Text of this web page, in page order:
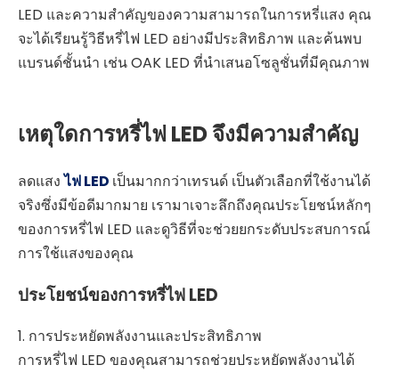
LED และความสำคัญของความสามารถในการหรี่แสง คุณ
จะได้เรียนรู้วิธีหรี่ไฟ LED อย่างมีประสิทธิภาพ และค้นพบ
แบรนด์ชั้นนำ เช่น OAK LED ที่นำเสนอโซลูชั่นที่มีคุณภาพ
เหตุใดการหรี่ไฟ LED จึงมีความสำคัญ
ลดแสงไฟ LED เป็นมากกว่าเทรนด์ เป็นตัวเลือกที่ใช้งานได้
จริงซึ่งมีข้อดีมากมาย เรามาเจาะลึกถึงคุณประโยชน์หลักๆ
ของการหรี่ไฟ LED และดูวิธีที่จะช่วยยกระดับประสบการณ์
การใช้แสงของคุณ
ประโยชน์ของการหรี่ไฟ LED
1. การประหยัดพลังงานและประสิทธิภาพ
การหรี่ไฟ LED ของคุณสามารถช่วยประหยัดพลังงานได้